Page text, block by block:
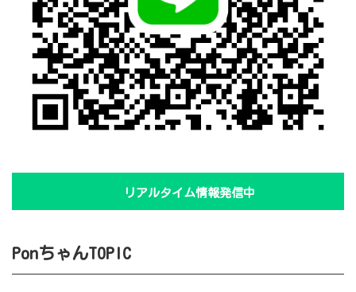
リアルタイム情報発信中
PonちゃんTOPIC